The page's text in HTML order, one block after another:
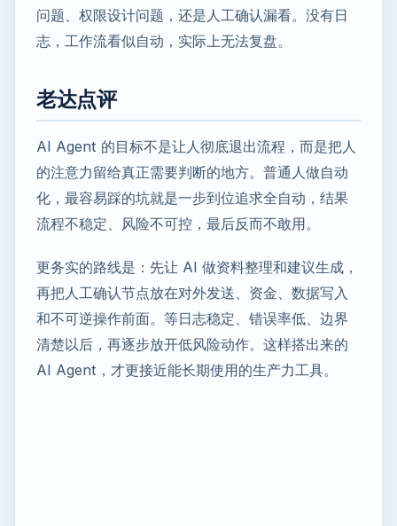
问题、权限设计问题，还是人工确认漏看。没有日
志，工作流看似自动，实际上无法复盘。
老达点评
AI Agent 的目标不是让人彻底退出流程，而是把人
的注意力留给真正需要判断的地方。普通人做自动
化，最容易踩的坑就是一步到位追求全自动，结果
流程不稳定、风险不可控，最后反而不敢用。
更务实的路线是：先让 AI 做资料整理和建议生成，
再把人工确认节点放在对外发送、资金、数据写入
和不可逆操作前面。等日志稳定、错误率低、边界
清楚以后，再逐步放开低风险动作。这样搭出来的
AI Agent，才更接近能长期使用的生产力工具。